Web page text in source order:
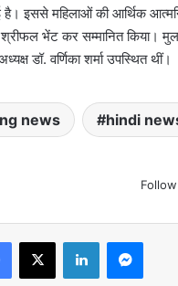
इससे महिलाओं की आर्थिक
भेंट कर सम्मानित किया।
डॉ. वर्णिका शर्मा उपस्थित थीं।
news hindi
Facebook
X LinkedIn